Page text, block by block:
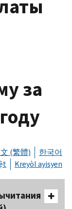
за
(繁體)
한국어
Kreyòl ayisyen